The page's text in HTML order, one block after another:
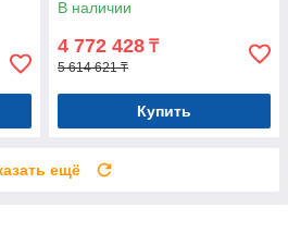
В наличии
4 772 428 ₸
5 614 621 ₸
Купить
ещё